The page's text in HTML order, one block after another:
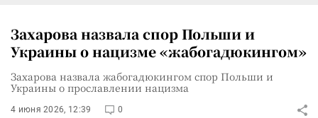
Захарова назвала спор Польши и
Украины о нацизме «жабогадюкингом»
Захарова назвала жабогадюкингом спор Польши и
Украины о прославлении нацизма
4 июня 2026, 12:39 0